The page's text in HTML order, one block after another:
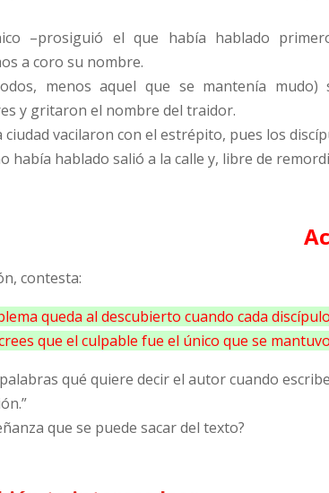
–prosiguió el que había hablado
a coro su nombre.
menos aquel que se mantenía mudo)
y gritaron el nombre del traidor.
ciudad vacilaron con el estrépito, pues los
había hablado salió a la calle y, libre de
contesta:
queda al descubierto cuando cada
que el culpable fue el único que se
qué quiere decir el autor cuando
que se puede sacar del texto?